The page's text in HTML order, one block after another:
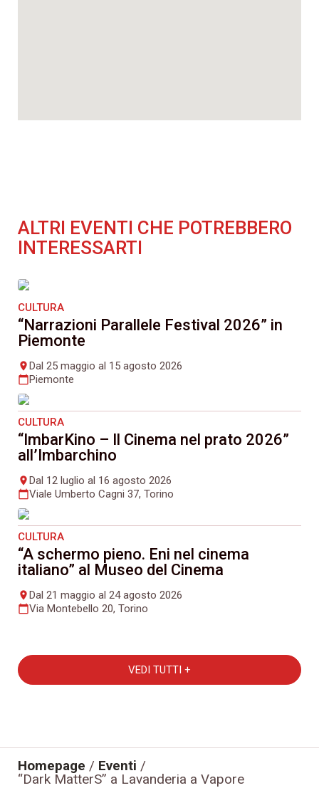
ALTRI EVENTI CHE POTREBBERO
INTERESSARTI
CULTURA
“Narrazioni Parallele Festival 2026” in
Piemonte
placeDal 25 maggio al 15 agosto 2026
calendar_todayPiemonte
CULTURA
“ImbarKino – Il Cinema nel prato 2026”
all’Imbarchino
placeDal 12 luglio al 16 agosto 2026
calendar_todayViale Umberto Cagni 37, Torino
CULTURA
“A schermo pieno. Eni nel cinema
italiano” al Museo del Cinema
placeDal 21 maggio al 24 agosto 2026
calendar_todayVia Montebello 20, Torino
VEDI TUTTI +
Homepage / Eventi /
“Dark MatterS” a Lavanderia a Vapore